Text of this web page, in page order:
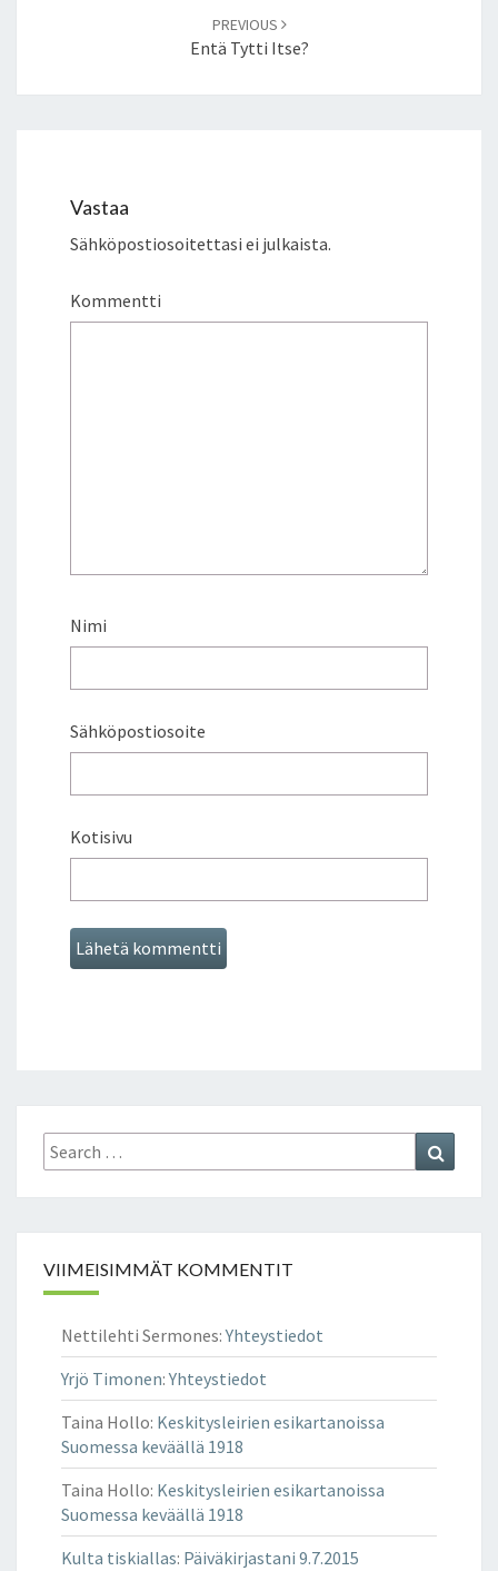
PREVIOUS
Entä Tytti Itse?
Vastaa
Sähköpostiosoitettasi ei julkaista.
Kommentti
Nimi
Sähköpostiosoite
Kotisivu
Search
for:
VIIMEISIMMÄT KOMMENTIT
Nettilehti Sermones:Yhteystiedot
Yrjö Timonen:Yhteystiedot
Taina Hollo: Keskitysleirien esikartanoissa
Suomessa keväällä 1918
Taina Hollo: Keskitysleirien esikartanoissa
Suomessa keväällä 1918
Kulta tiskiallas: Päiväkirjastani 9.7.2015